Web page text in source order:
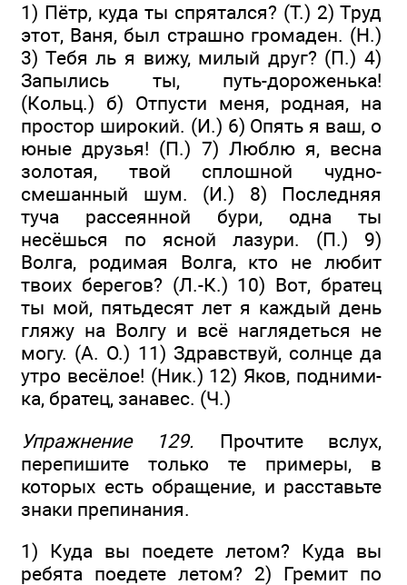
1) Пётр, куда ты спрятался? (Т.) 2) Труд
этот, Ваня, был страшно громаден. (Н.)
3) Тебя ль я вижу, милый друг? (П.) 4)
Запылись ты, путь-дороженька!
(Кольц.) б) Отпусти меня, родная, на
простор широкий. (И.) 6) Опять я ваш, о
юные друзья! (П.) 7) Люблю я, весна
золотая, твой сплошной чудно-
смешанный шум. (И.) 8) Последняя
туча рассеянной бури, одна ты
несёшься по ясной лазури. (П.) 9)
Волга, родимая Волга, кто не любит
твоих берегов? (Л.-К.) 10) Вот, братец
ты мой, пятьдесят лет я каждый день
гляжу на Волгу и всё наглядеться не
могу. (А. О.) 11) Здравствуй, солнце да
утро весёлое! (Ник.) 12) Яков, подними-
ка, братец, занавес. (Ч.)
Упражнение 129. Прочтите вслух,
перепишите только те примеры, в
которых есть обращение, и расставьте
знаки препинания.
1) Куда вы поедете летом? Куда вы
ребята поедете летом? 2) Гремит по